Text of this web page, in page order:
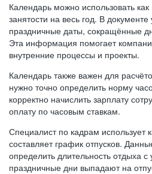
Календарь можно использовать
занятости на весь год. В
праздничные даты, сокращённые
Эта информация помогает
внутренние процессы и проекты.
Календарь также важен для
нужно точно определить норму
корректно начислить зарплату
оплату по часовым ставкам.
Специалист по кадрам использует
составляет график отпусков.
определить длительность отдыха
праздничные дни выпадают на